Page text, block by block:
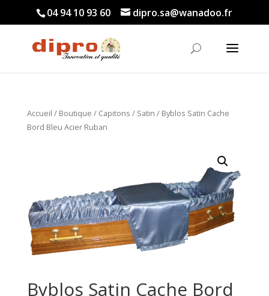
04 94 10 93 60 dipro.sa@wanadoo.fr
Accueil / Boutique / Capitons / Satin / Byblos Satin Cache
Bord Bleu Acier Ruban
Byblos Satin Cache Bord